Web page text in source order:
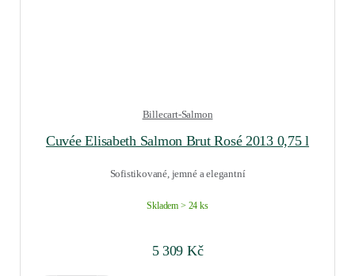
Billecart-Salmon
Cuvée Elisabeth Salmon Brut Rosé 2013 0,75 l
Sofistikované, jemné a elegantní
Skladem > 24 ks
5 309 Kč